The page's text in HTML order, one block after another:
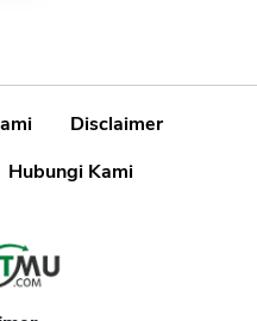
Disclaimer
Hubungi Kami